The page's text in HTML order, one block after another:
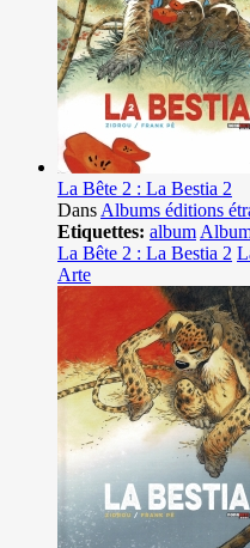
La Bête 2 : La Bestia 2
Dans Albums éditions
Etiquettes: album
La Bête 2 : La Bestia 2
Arte